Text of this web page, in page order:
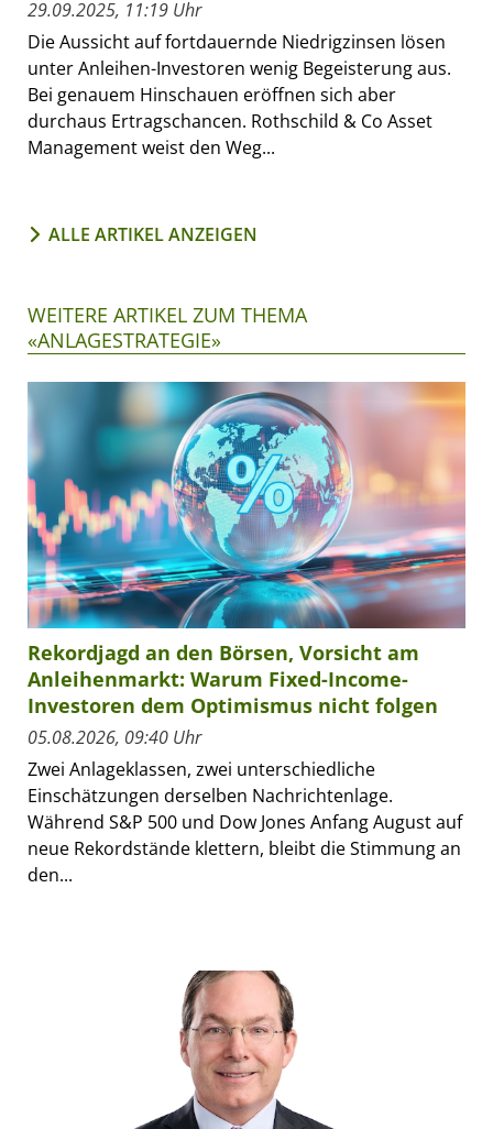
29.09.2025, 11:19 Uhr
Die Aussicht auf fortdauernde Niedrigzinsen lösen
unter Anleihen-Investoren wenig Begeisterung aus.
Bei genauem Hinschauen eröffnen sich aber
durchaus Ertragschancen. Rothschild & Co Asset
Management weist den Weg...
ALLE ARTIKEL ANZEIGEN
WEITERE ARTIKEL ZUM THEMA
«ANLAGESTRATEGIE»
Rekordjagd an den Börsen, Vorsicht am
Anleihenmarkt: Warum Fixed-Income-
Investoren dem Optimismus nicht folgen
05.08.2026, 09:40 Uhr
Zwei Anlageklassen, zwei unterschiedliche
Einschätzungen derselben Nachrichtenlage.
Während S&P 500 und Dow Jones Anfang August auf
neue Rekordstände klettern, bleibt die Stimmung an
den...